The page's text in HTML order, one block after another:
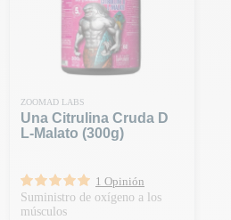
ZOOMAD LABS
Una Citrulina Cruda D
L-Malato (300g)
1 Opinión
Suministro de oxígeno a los
músculos